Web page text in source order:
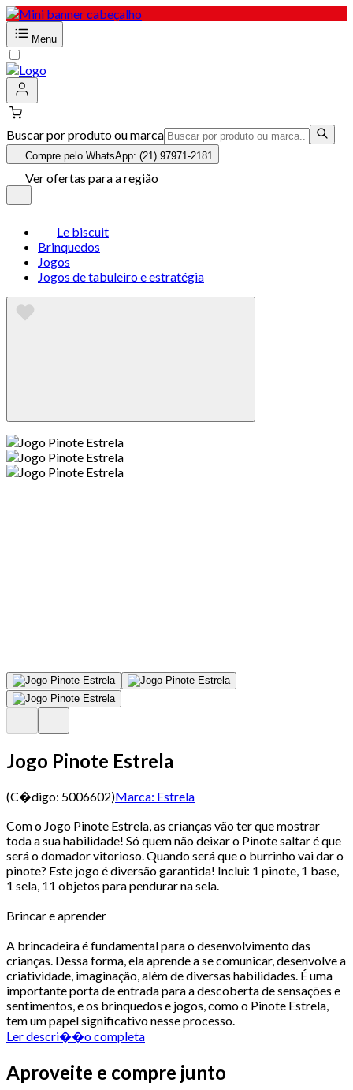
Menu
Buscar por produto ou marca
Compre pelo WhatsApp: (21) 97971-2181
Ver ofertas para a região
Le biscuit
Brinquedos
Jogos
Jogos de tabuleiro e estratégia
Jogo Pinote Estrela
(C�digo: 5006602)Marca: Estrela
Com o Jogo Pinote Estrela, as crianças vão ter que mostrar
toda a sua habilidade! Só quem não deixar o Pinote saltar é que
será o domador vitorioso. Quando será que o burrinho vai dar o
pinote? Este jogo é diversão garantida! Inclui: 1 pinote, 1 base,
1 sela, 11 objetos para pendurar na sela.
Brincar e aprender
A brincadeira é fundamental para o desenvolvimento das
crianças. Dessa forma, ela aprende a se comunicar, desenvolve a
criatividade, imaginação, além de diversas habilidades. É uma
importante porta de entrada para a descoberta de sensações e
sentimentos, e os brinquedos e jogos, como o Pinote Estrela,
tem um papel significativo nesse processo.
Ler descri��o completa
Aproveite e compre junto